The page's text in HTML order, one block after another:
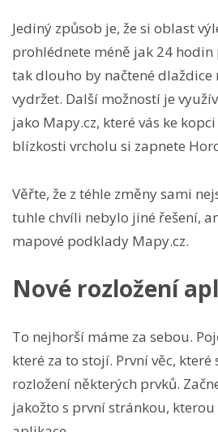
Jediný způsob je, že si oblast
prohlédnete méně jak 24
tak dlouho by načtené dlaždice
vydržet. Další možností je
jako Mapy.cz, které vás ke
blízkosti vrcholu si zapnete
Věřte, že z téhle změny sami
tuhle chvíli nebylo jiné řešení,
mapové podklady Mapy.cz.
Nové rozložení
To nejhorší máme za sebou.
které za to stojí. První věc, které
rozložení některých prvků.
jakožto s první stránkou,